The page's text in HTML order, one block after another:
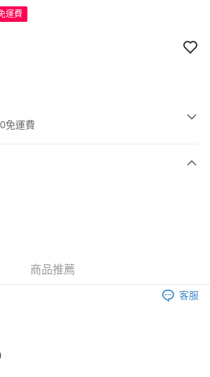
運費
免運費
認後2-4個工作天到店，7天內取。逾期後
商品推薦
客服